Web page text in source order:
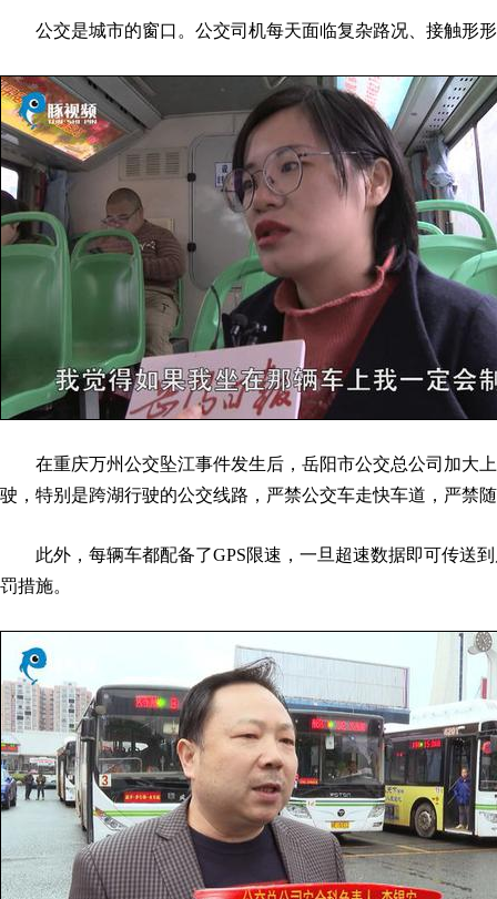
公交是城市的窗口。公交司机每天面临复杂路况、接触形
在重庆万州公交坠江事件发生后，岳阳市公交总公司加大
驶，特别是跨湖行驶的公交线路，严禁公交车走快车道，严禁
此外，每辆车都配备了GPS限速，一旦超速数据即可传送
罚措施。